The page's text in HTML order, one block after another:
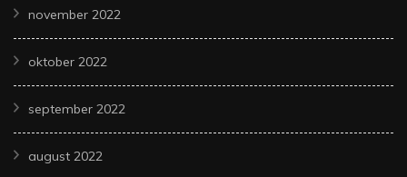
november 2022
oktober 2022
september 2022
august 2022